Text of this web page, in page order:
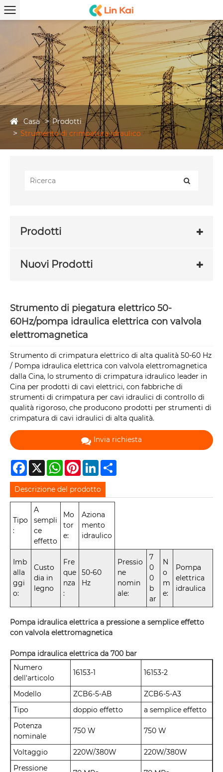
Casa
Prodotti
Strumento di crimpatura idraulico
Prodotti
Nuovi Prodotti
Strumento di piegatura elettrico 50-
60Hz/pompa idraulica elettrica con valvola
elettromagnetica
Strumento di crimpatura elettrico di alta qualità 50-60 Hz
/ Pompa idraulica elettrica con valvola elettromagnetica
dalla Cina, lo strumento di crimpatura idraulico leader in
Cina per prodotti di cavi elettrici, con fabbriche di
strumenti di crimpatura per cavi idraulici di controllo di
qualità rigoroso, che producono prodotti per strumenti di
crimpatura di cavi idraulici di alta qualità.
Invia richiesta
Facebook
X WhatsAppPinterestLinkedIn
Descrizione del prodotto
Tipo
:
A
sempli
ce
effetto
Mo
tor
e:
Aziona
mento
idraulico
Imb
alla
ggi
o:
Custo
dia in
legno
Fre
que
nza
:
50-60
Hz
Pressio
ne
nomin
ale:
7
0
0
b
ar
N
o
m
e:
Pompa
elettrica
idraulica
Pompa idraulica elettrica a pressione a semplice effetto
con valvola elettromagnetica
Pompa idraulica elettrica da 700 bar
Numero
dell'articolo
16153-1 16153-2
Modello ZCB6-5-AB
ZCB6-5-A3
Tipo
doppio effetto
a semplice effetto
Potenza
nominale
750 W 750 W
Voltaggio 220W/380W
220W/380W
Pressione